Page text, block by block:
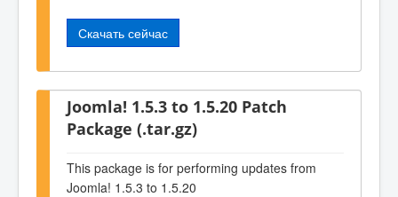
Скачать сейчас
Joomla! 1.5.3 to 1.5.20 Patch
Package (.tar.gz)
This package is for performing updates from
Joomla! 1.5.3 to 1.5.20